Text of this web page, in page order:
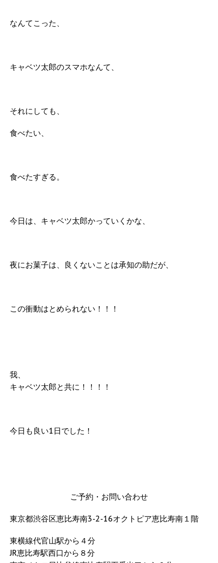
なんてこった、
キャベツ太郎のスマホなんて、
それにしても、
食べたい、
食べたすぎる。
今日は、キャベツ太郎かっていくかな、
夜にお菓子は、良くないことは承知の助だが、
この衝動はとめられない！！！
我、
キャベツ太郎と共に！！！！
今日も良い1日でした！
ご予約・お問い合わせ
東京都渋谷区恵比寿南3-2-16オクトピア恵比寿南１階
東横線代官山駅から４分
JR恵比寿駅西口から８分